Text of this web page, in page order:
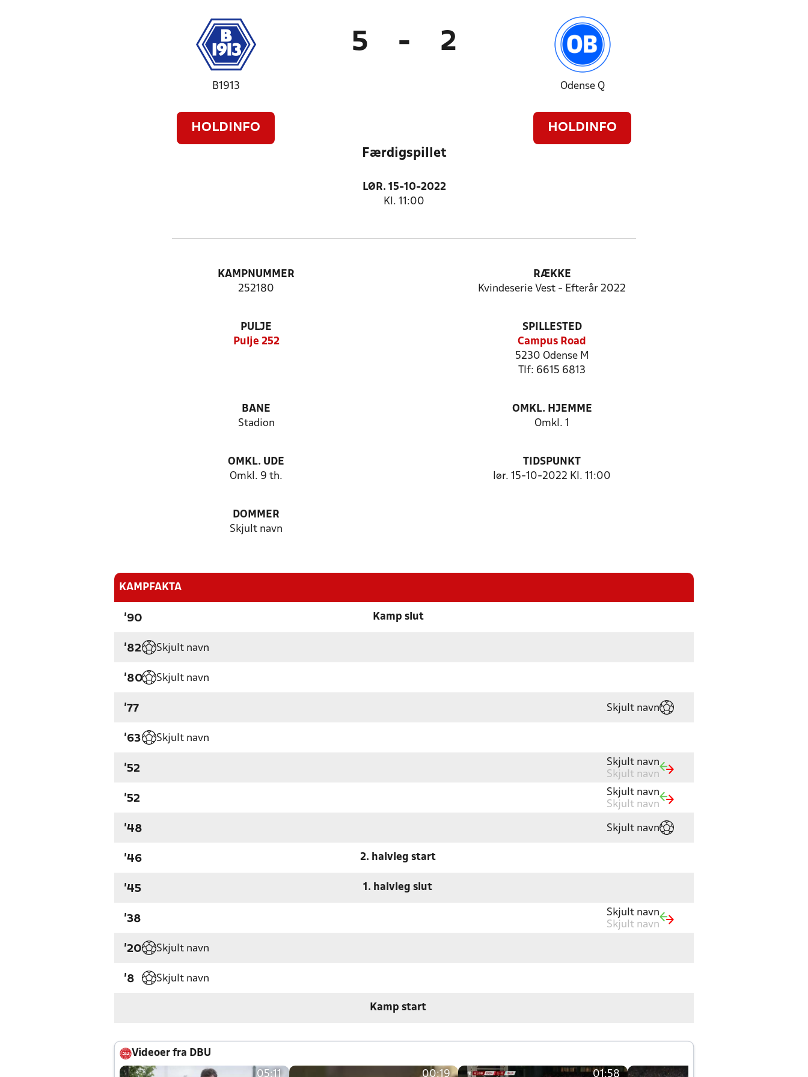
B1913
HOLDINFO
5 - 2
Odense Q
HOLDINFO
Færdigspillet
LØR. 15-10-2022
Kl. 11:00
KAMPNUMMER
252180
RÆKKE
Kvindeserie Vest - Efterår 2022
PULJE
Pulje 252
SPILLESTED
Campus Road
5230 Odense M
Tlf: 6615 6813
BANE
Stadion
OMKL. HJEMME
Omkl. 1
OMKL. UDE
Omkl. 9 th.
TIDSPUNKT
lør. 15-10-2022 Kl. 11:00
DOMMER
Skjult navn
KAMPFAKTA
'90 Kamp slut
'82 Skjult navn
'80 Skjult navn
'77 Skjult navn
'63 Skjult navn
'52
Skjult navn
Skjult navn
'52
Skjult navn
Skjult navn
'48 Skjult navn
'46 2. halvleg start
'45 1. halvleg slut
'38
Skjult navn
Skjult navn
'20 Skjult navn
'8 Skjult navn
Kamp start
Videoer fra DBU
05:11 00:19 01:58